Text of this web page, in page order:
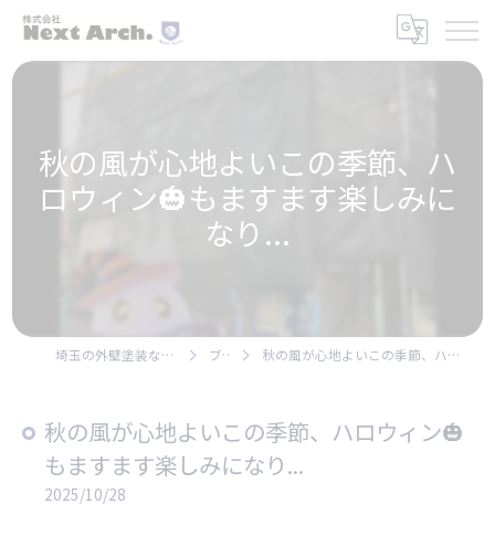
秋の風が心地よいこの季節、ハ
ロウィン🎃もますます楽しみに
なり...
埼玉の外壁塗装なら株式会社Next Arch. ブログ 秋の風が心地よいこの季節、ハロウィン🎃もますます楽しみになり...
秋の風が心地よいこの季節、ハロウィン🎃
もますます楽しみになり...
2025/10/28